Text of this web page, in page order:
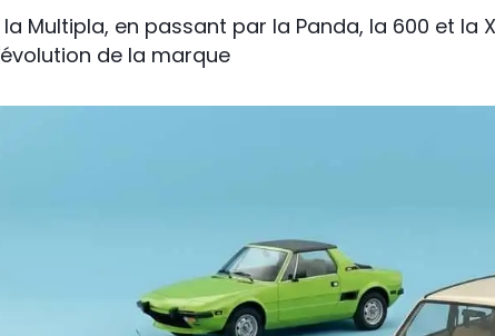
Multipla, en passant par la Panda, la 600 et la
de la marque